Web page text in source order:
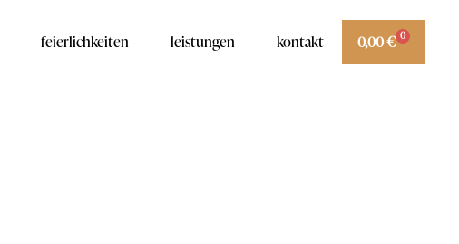
feierlichkeiten leistungen kontakt 0,00€ 0